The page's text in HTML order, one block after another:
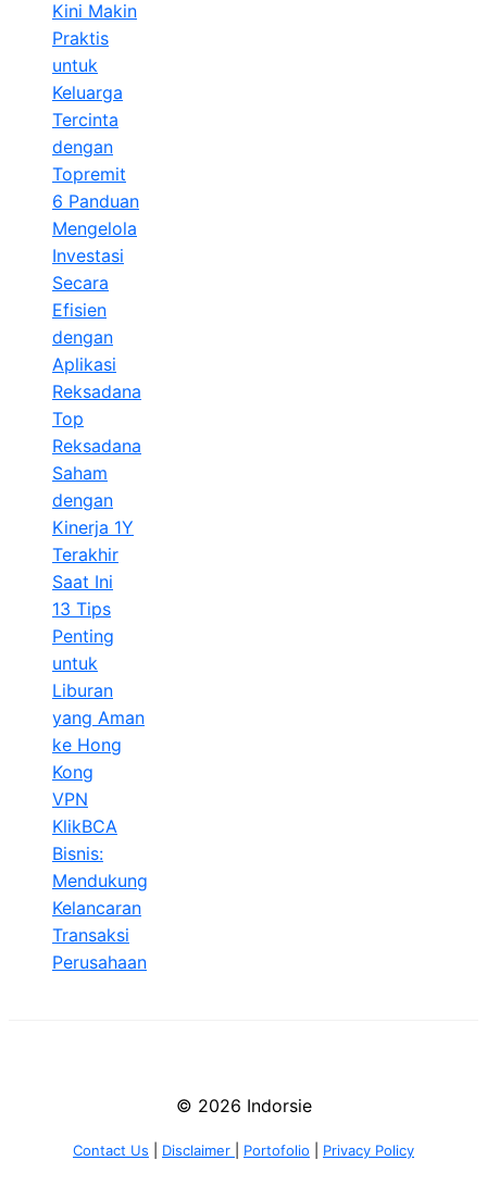
Kini Makin
Praktis
untuk
Keluarga
Tercinta
dengan
Topremit
6 Panduan
Mengelola
Investasi
Secara
Efisien
dengan
Aplikasi
Reksadana
Top
Reksadana
Saham
dengan
Kinerja 1Y
Terakhir
Saat Ini
13 Tips
Penting
untuk
Liburan
yang Aman
ke Hong
Kong
VPN
KlikBCA
Bisnis:
Mendukung
Kelancaran
Transaksi
Perusahaan
© 2026 Indorsie
Contact Us Disclaimer Portofolio Privacy Policy